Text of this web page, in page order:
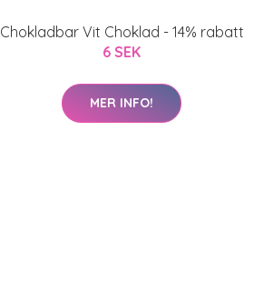
Chokladbar Vit Choklad - 14% rabatt
6 SEK
MER INFO!